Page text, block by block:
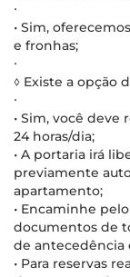
∙
• Sim,
e fronhas;
∙
◊ Existe a opção
∙
• Sim, você
24 horas/dia;
• A portaria irá
previamente
apartamento;
• Encaminhe
documentos de
de antecedência
• Para reservas